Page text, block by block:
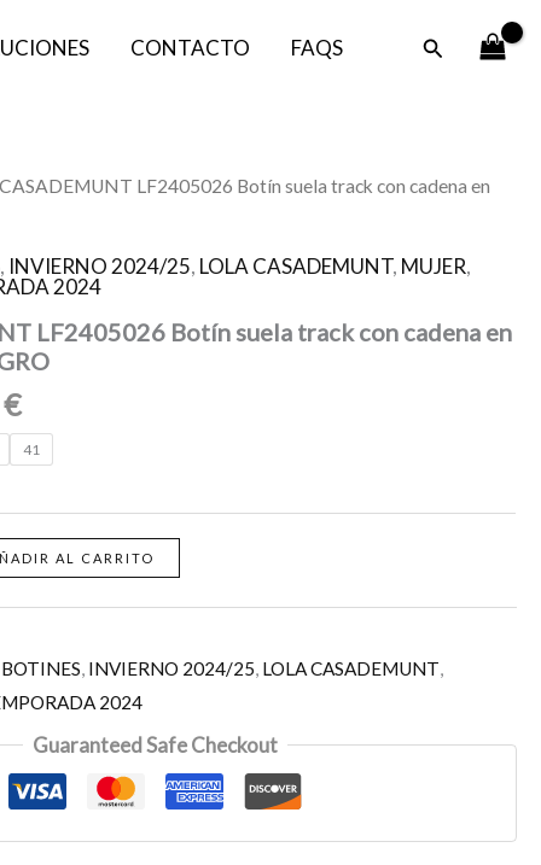
CONTACTO FAQS Buscar
LF2405026 Botín suela track con cadena en
, INVIERNO 2024/25, LOLA CASADEMUNT, MUJER,
2024
LF2405026 Botín suela track con cadena en
€.
€
El
actual
es:
69,50 €.
41
AL CARRITO
BOTINES, INVIERNO 2024/25, LOLA CASADEMUNT,
2024
Guaranteed Safe Checkout
139,00 €.
69,50 €.